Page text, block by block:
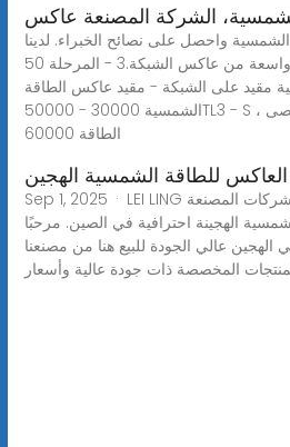
الشركة المصنعة عاكس
واحصل على نصائح الخبراء. لدينا
تشكيلة واسعة من عاكس الشبكة.3 - المرحلة 50Kw Pv على الشبكة
على الشبكة - مقيد عاكس الطاقة
الشمسية 30000 - 50000TL3 - S ، الموصى بها كحد أقصى PV
الطاقة 60000
العاكس للطاقة الشمسية الهجين
Sep 1, 2025 · LEI LING هي واحدة من أكثر الشركات المصنعة
الهجينة احترافية في الصين. مرحبًا
عالي الجودة للبيع هنا من مصنعنا
المخصصة ذات جودة عالية وأسعار